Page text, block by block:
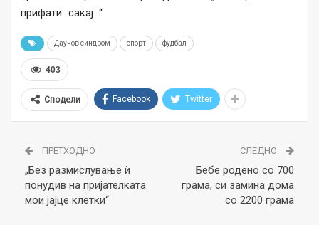
прифати…сакај…“
Даунов синдром спорт фудбал
403
Сподели Facebook Twitter
ПРЕТХОДНО
„Без размислување ѝ
понудив на пријателката
мои јајце клетки“
СЛЕДНО
Бебе родено со 700
грама, си замина дома
со 2200 грама